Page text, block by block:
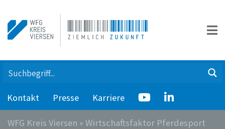
Kontakt Presse Karriere
WFG Kreis Viersen » Wirtschaftsfaktor Pferdesport